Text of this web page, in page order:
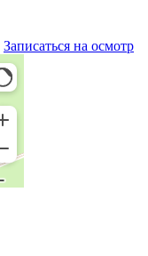
Записаться на осмотр